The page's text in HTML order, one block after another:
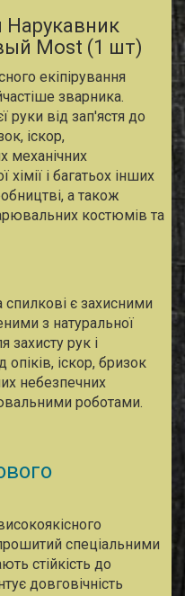
Нарукавник
Most (1 шт)
екіпірування
зварника.
руки від зап'ястя до
іскор,
механічних
і багатьох інших
а також
костюмів та
є захисними
з натуральної
захисту рук і
іскор, бризок
небезпечних
роботами.
спеціальними
стійкість до
довговічність